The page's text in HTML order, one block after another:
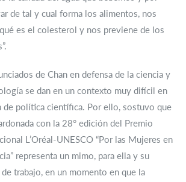
de tal y cual forma los alimentos, nos
es el colesterol y nos previene de los
de Chan en defensa de la ciencia y
se dan en un contexto muy difícil en
de política científica. Por ello, sostuvo que
con la 28° edición del Premio
L’Oréal-UNESCO “Por las Mujeres en
representa un mimo, para ella y su
trabajo, en un momento en que la